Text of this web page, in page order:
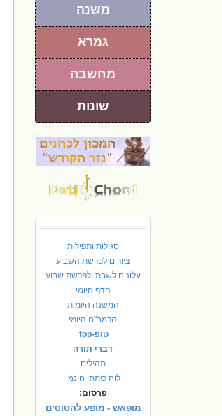
משנה
גמרא
מחשבה
שונות
סגולות ותפילות
ציורים לפרשת השבוע
עלונים לשבת ולפרשת שבוע
הדף היומי
המשנה היומית
הרמב"ם היומי
טופ-top
דברי תורה
תהילים
לוח כיתתי חינמי
פרסום:
מופאש - מופע להטוטים